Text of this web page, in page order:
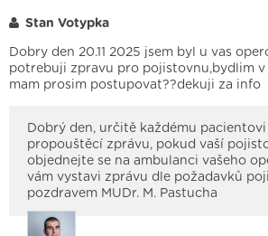
Stan Votypka
Dobry den 20.11 2025 jsem byl u vas
potrebuji zpravu pro pojistovnu,bydlim v
mam prosim postupovat??dekuji za info
Dobrý den, určitě každému pacientovi
propouštěcí zprávu, pokud vaší
objednejte se na ambulanci vašeho
vám vystavi zprávu dle požadavků
pozdravem MUDr. M. Pastucha